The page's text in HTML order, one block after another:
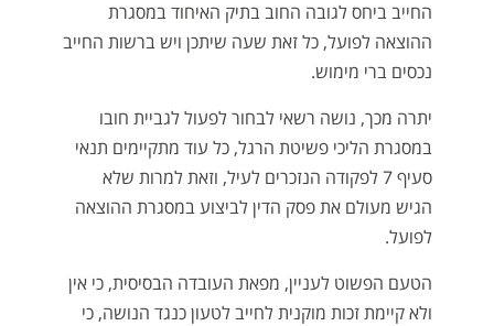
החייב ביחס לגובה החוב בתיק האיחוד במסגרת
ההוצאה לפועל, כל זאת שעה שיתכן ויש ברשות החייב
נכסים ברי מימוש.
יתרה מכך, נושה רשאי לבחור לפעול לגביית חובו
במסגרת הליכי פשיטת הרגל, כל עוד מתקיימים תנאי
סעיף 7 לפקודה הנזכרים לעיל, וזאת למרות שלא
הגיש מעולם את פסק הדין לביצוע במסגרת ההוצאה
לפועל.
הטעם הפשוט לעניין, מפאת העובדה הבסיסית, כי אין
ולא קיימת זכות מוקנית לחייב לטעון כנגד הנושה, כי